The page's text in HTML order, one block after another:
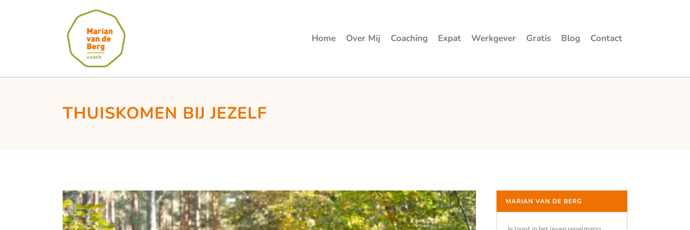
Home Over Mij Coaching Expat Werkgever Gratis Blog Contact
THUISKOMEN BIJ JEZELF
MARIAN VAN DE BERG